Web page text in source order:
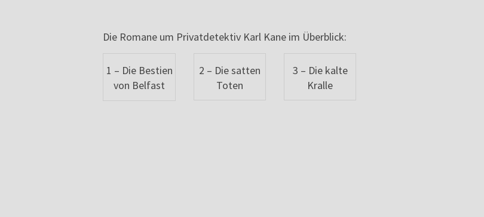
Die Romane um Privatdetektiv Karl Kane im Überblick:
1 – Die Bestien
von Belfast
2 – Die satten
Toten
3 – Die kalte
Kralle